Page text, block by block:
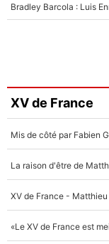
XV de France